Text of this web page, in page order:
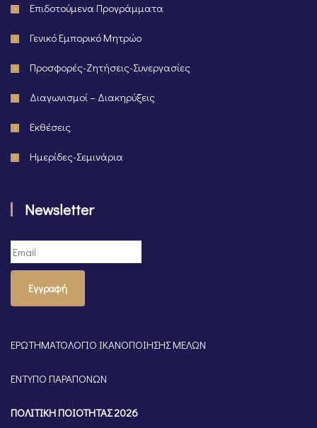
Επιδοτούμενα Προγράμματα
Γενικό Εμπορικό Μητρώο
Προσφορές-Ζητήσεις-Συνεργασίες
Διαγωνισμοί – Διακηρύξεις
Εκθέσεις
Ημερίδες-Σεμινάρια
Newsletter
Εγγραφή
ΕΡΩΤΗΜΑΤΟΛΟΓΙΟ ΙΚΑΝΟΠΟΙΗΣΗΣ ΜΕΛΩΝ
ΕΝΤΥΠΟ ΠΑΡΑΠΟΝΩΝ
ΠΟΛΙΤΙΚΗ ΠΟΙΟΤΗΤΑΣ 2026